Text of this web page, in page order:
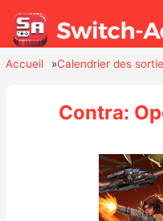
Accueil Calendrier des
Contra: